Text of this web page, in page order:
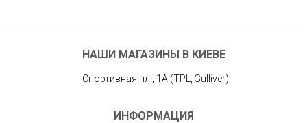
НАШИ МАГАЗИНЫ В КИЕВЕ
Спортивная пл., 1А (ТРЦ Gulliver)
ИНФОРМАЦИЯ